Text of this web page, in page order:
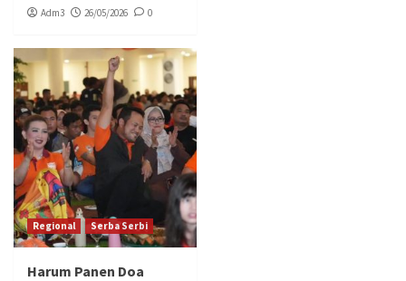
Adm3 26/05/2026 0
Regional Serba Serbi
Harum Panen Doa